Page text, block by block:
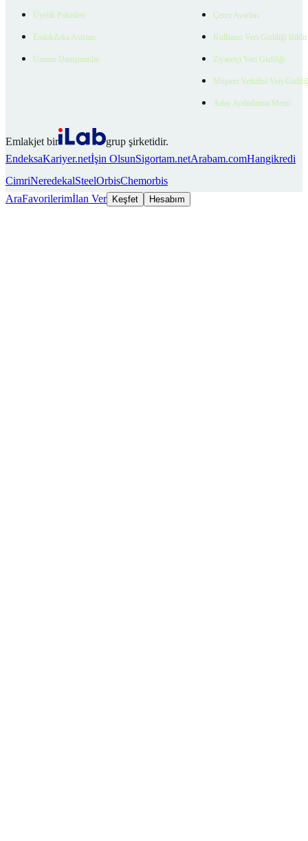
Üyelik Paketleri
EmlakZeka Asistan
Uzman Danışmanlar
Çerez Ayarları
Kullanıcı Veri Gizliliği
Ziyaretçi Veri Gizliliği
Müşteri Yetkilisi Veri
Aday Aydınlatma Metni
Emlakjet bir
grup şirketidir.
EndeksaKariyer.netİşin OlsunSigortam.netArabam.comHangikredi
CimriNeredekalSteelOrbisChemorbis
AraFavorilerimİlan Ver Keşfet Hesabım